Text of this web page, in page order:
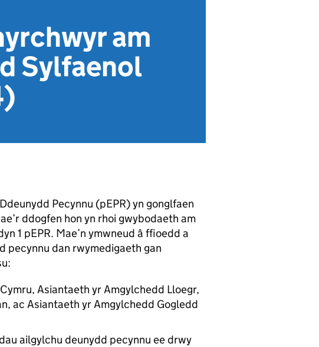
am
Sylfaenol
Pecynnu (pEPR) yn gonglfaen
ddogfen hon yn rhoi gwybodaeth am
1 pEPR. Mae’n ymwneud â ffioedd a
pecynnu dan rwymedigaeth gan
Asiantaeth yr Amgylchedd Lloegr,
ac Asiantaeth yr Amgylchedd Gogledd
ailgylchu deunydd pecynnu ee drwy